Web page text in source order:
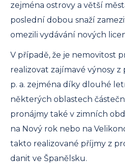
zejména ostrovy a větší
poslední dobou snaží
omezili vydávání nových
V případě, že je nemovitost
realizovat zajímavé výnosy z
p. a. zejména díky dlouhé
některých oblastech
pronájmy také v zimních
na Nový rok nebo na
takto realizované příjmy z
danit ve Španělsku.